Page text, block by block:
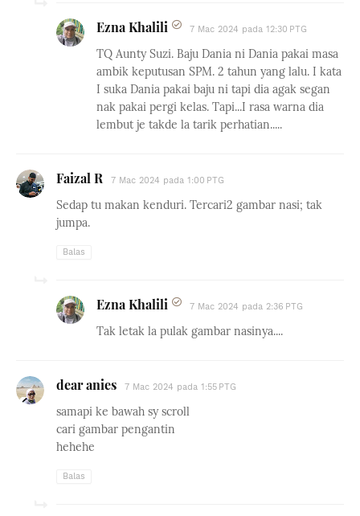
Ezna Khalili 7 Mac 2024 pada 12:30 PTG
TQ Aunty Suzi. Baju Dania ni Dania pakai masa
ambik keputusan SPM. 2 tahun yang lalu. I kata
I suka Dania pakai baju ni tapi dia agak segan
nak pakai pergi kelas. Tapi...I rasa warna dia
lembut je takde la tarik perhatian.....
Faizal R 7 Mac 2024 pada 1:00 PTG
Sedap tu makan kenduri. Tercari2 gambar nasi; tak
jumpa.
Balas
Ezna Khalili 7 Mac 2024 pada 2:36 PTG
Tak letak la pulak gambar nasinya....
dear anies 7 Mac 2024 pada 1:55 PTG
samapi ke bawah sy scroll
cari gambar pengantin
hehehe
Balas